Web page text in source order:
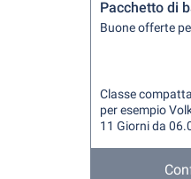
Pacchetto di
Buone offerte
Classe compatta
per esempio
11 Giorni da